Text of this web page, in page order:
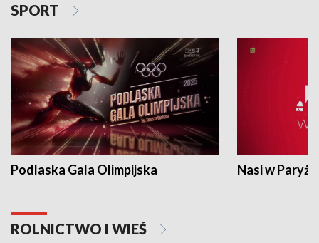
SPORT
Podlaska Gala Olimpijska Nasi w Paryżu
ROLNICTWO I WIEŚ